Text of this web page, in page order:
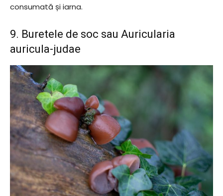
consumată și iarna.
9. Buretele de soc sau Auricularia
auricula-judae